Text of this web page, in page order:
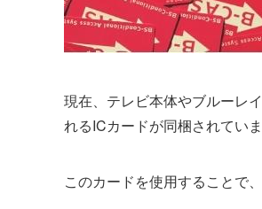
現在、テレビ本体やブルーレ
れるICカードが同梱されていま
このカードを使用することで